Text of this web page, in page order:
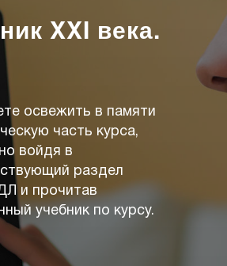
XXI века.
освежить в памяти
часть курса,
войдя в
раздел
и прочитав
учебник по курсу.